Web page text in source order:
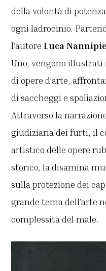
della volontà di
ogni ladrocinio.
l’autoreLuca
Uno, vengono
di opere d’arte,
di saccheggi e
Attraverso la
giudiziaria dei furti, il
artistico delle opere
storico, la disamina
sulla protezione dei
grande tema dell’arte
complessità del male.